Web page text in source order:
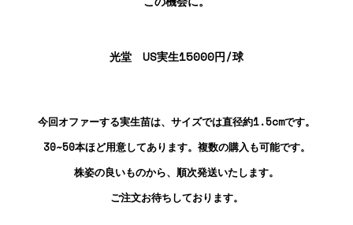
光堂 US実生15000円/球
今回オファーする実生苗は、サイズでは直径約1.5cmです。
30~50本ほど用意してあります。複数の購入も可能です。
株姿の良いものから、順次発送いたします。
ご注文お待ちしております。